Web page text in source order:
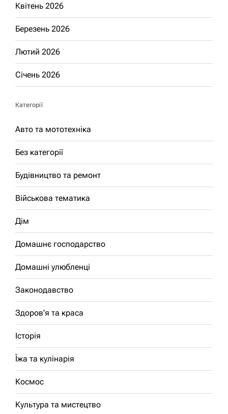
Квітень 2026
Березень 2026
Лютий 2026
Січень 2026
Категорії
Авто та мототехніка
Без категорії
Будівництво та ремонт
Військова тематика
Дім
Домашнє господарство
Домашні улюбленці
Законодавство
Здоров'я та краса
Історія
Їжа та кулінарія
Космос
Культура та мистецтво